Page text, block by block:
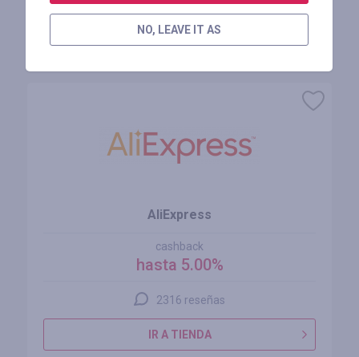
AliExpress
cashback
hasta 5.00%
2316 reseñas
IR A TIENDA
NO, LEAVE IT AS